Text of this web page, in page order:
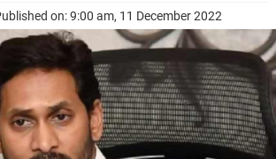
on: 9:00 am, 11 December 2022